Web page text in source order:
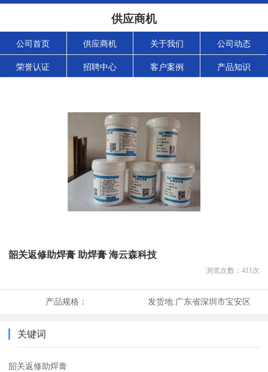
供应商机
公司首页 供应商机 关于我们 公司动态
荣誉认证 招聘中心 客户案例 产品知识
韶关返修助焊膏 助焊膏 海云森科技
浏览次数： 411次
产品规格： 发货地:广东省深圳市宝安区
关键词
韶关返修助焊膏